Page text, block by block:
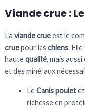
Viande crue :
La viande crueest le
cruepour les chiens.
hautequalité, mais
et des minéraux
LeCanis pouletet
richesse en